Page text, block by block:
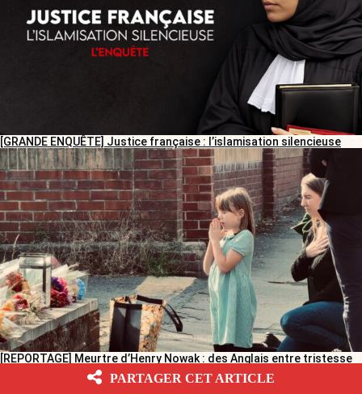
[GRANDE ENQUÊTE] Justice française : l’islamisation silencieuse
[REPORTAGE] Meurtre d’Henry Nowak : des Anglais entre tristesse
PARTAGER CET ARTICLE